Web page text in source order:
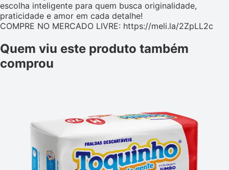
escolha inteligente para quem busca originalidade,
praticidade e amor em cada detalhe!
COMPRE NO MERCADO LIVRE: https://meli.la/2ZpLL2c
Quem viu este produto também
comprou